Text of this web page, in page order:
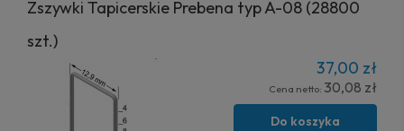
Zszywki Tapicerskie Prebena typ A-08 (28800
szt.)
37,00 zł
Cena netto: 30,08 zł
Do koszyka